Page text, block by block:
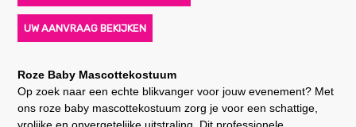
UW AANVRAAG BEKIJKEN
Roze Baby Mascottekostuum
Op zoek naar een echte blikvanger voor jouw evenement? Met
ons roze baby mascottekostuum zorg je voor een schattige,